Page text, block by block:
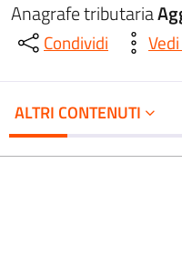
Anagrafe tributaria
Condividi
ALTRI CONTENUTI